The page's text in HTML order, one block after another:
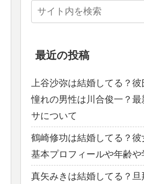
最近の投稿
上谷沙弥は結婚してる？
憧れの男性は川合俊一？最
サについて
鶴崎修功は結婚してる？彼
基本プロフィールや年齢や
真矢みきは結婚してる？